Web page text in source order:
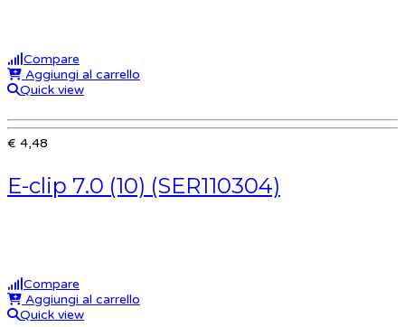
Compare
Aggiungi al carrello
Quick view
€ 4,48
E-clip 7.0 (10) (SER110304)
Compare
Aggiungi al carrello
Quick view